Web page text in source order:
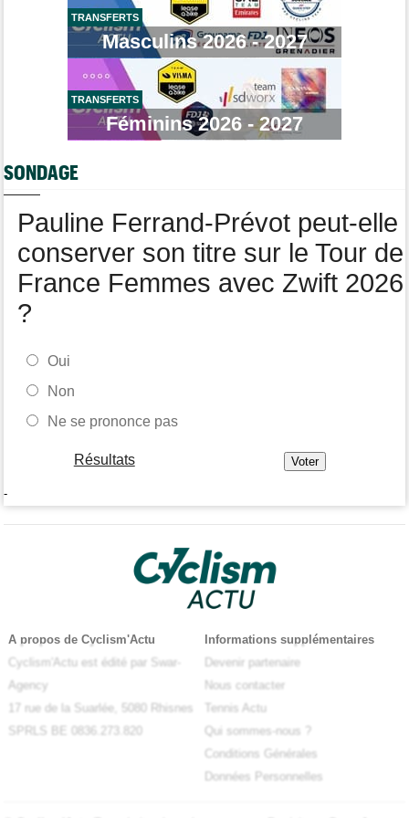
candidater !
Tour de Burgos
Matthew Brennan : "J'avais l'impression de cuire de l'intérieur"
Tour de France Femmes
La 8e étape à Nice… la plus longue du Tour Femmes !
Tour de Pologne
Jan Christen : "J'aurais aussi pu gagner au sprint..."
Transfert
TRANSFERTS
Masculins 2026 - 2027
TRANSFERTS
Féminins 2026 - 2027
SONDAGE
Pauline Ferrand-Prévot peut-elle
conserver son titre sur le Tour de
France Femmes avec Zwift 2026
?
Oui
Non
Ne se prononce pas
Résultats
-
A propos de Cyclism'Actu
Cyclism'Actu est édité par Swar-
Agency
17 rue de la Suarlée, 5080 Rhisnes
SPRLS BE 0836.273.820
Informations supplémentaires
Devenir partenaire
Nous contacter
Tennis Actu
Qui sommes-nous ?
Conditions Générales
Données Personnelles